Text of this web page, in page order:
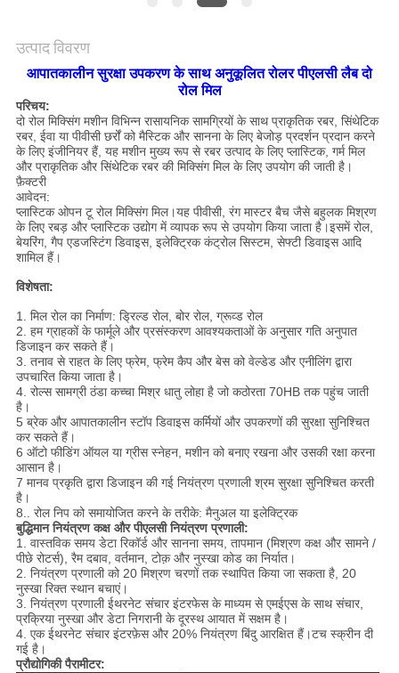
PRIVACY
POLICY
उत्पाद विवरण
आपातकालीन सुरक्षा उपकरण के साथ अनुकूलित रोलर पीएलसी लैब दो
रोल मिल
परिचय:
दो रोल मिक्सिंग मशीन विभिन्न रासायनिक सामग्रियों के साथ प्राकृतिक रबर, सिंथेटिक
रबर, ईवा या पीवीसी छर्रों को मैस्टिक और सानना के लिए बेजोड़ प्रदर्शन प्रदान करने
के लिए इंजीनियर हैं, यह मशीन मुख्य रूप से रबर उत्पाद के लिए प्लास्टिक, गर्म मिल
और प्राकृतिक और सिंथेटिक रबर की मिक्सिंग मिल के लिए उपयोग की जाती है।
फ़ैक्टरी
आवेदन:
प्लास्टिक ओपन टू रोल मिक्सिंग मिल।यह पीवीसी, रंग मास्टर बैच जैसे बहुलक मिश्रण
के लिए रबड़ और प्लास्टिक उद्योग में व्यापक रूप से उपयोग किया जाता है।इसमें रोल,
बेयरिंग, गैप एडजस्टिंग डिवाइस, इलेक्ट्रिक कंट्रोल सिस्टम, सेफ्टी डिवाइस आदि
शामिल हैं।
विशेषता:
1. मिल रोल का निर्माण: ड्रिल्ड रोल, बोर रोल, ग्रूव्ड रोल
2. हम ग्राहकों के फार्मूले और प्रसंस्करण आवश्यकताओं के अनुसार गति अनुपात
डिजाइन कर सकते हैं।
3. तनाव से राहत के लिए फ्रेम, फ्रेम कैप और बेस को वेल्डेड और एनीलिंग द्वारा
उपचारित किया जाता है।
4. रोल्स सामग्री ठंडा कच्चा मिश्र धातु लोहा है जो कठोरता 70HB तक पहुंच जाती
है।
5 ब्रेक और आपातकालीन स्टॉप डिवाइस कर्मियों और उपकरणों की सुरक्षा सुनिश्चित
कर सकते हैं।
6 ऑटो फीडिंग ऑयल या ग्रीस स्नेहन, मशीन को बनाए रखना और उसकी रक्षा करना
आसान है।
7 मानव प्रकृति द्वारा डिजाइन की गई नियंत्रण प्रणाली श्रम सुरक्षा सुनिश्चित करती
है।
8.. रोल निप को समायोजित करने के तरीके: मैनुअल या इलेक्ट्रिक
बुद्धिमान नियंत्रण कक्ष और पीएलसी नियंत्रण प्रणाली:
1. वास्तविक समय डेटा रिकॉर्ड और सानना समय, तापमान (मिश्रण कक्ष और सामने /
पीछे रोटर्स), रैम दबाव, वर्तमान, टोक़ और नुस्खा कोड का निर्यात।
2. नियंत्रण प्रणाली को 20 मिश्रण चरणों तक स्थापित किया जा सकता है, 20
नुस्खा रिक्त स्थान बचाएं।
3. नियंत्रण प्रणाली ईथरनेट संचार इंटरफेस के माध्यम से एमईएस के साथ संचार,
प्रक्रिया नुस्खा और डेटा निगरानी के दूरस्थ आयात में सक्षम है।
4. एक ईथरनेट संचार इंटरफ़ेस और 20% नियंत्रण बिंदु आरक्षित हैं।टच स्क्रीन दी
गई है।
प्रौद्योगिकी पैरामीटर: